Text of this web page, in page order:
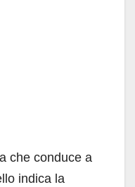
che conduce a
indica la